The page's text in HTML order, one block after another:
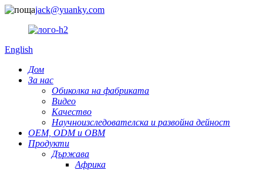
jack@yuanky.com
English
Дом
За нас
Обиколка на фабриката
Видео
Качество
Научноизследователска и развойна дейност
OEM, ODM и OBM
Продукти
Държава
Африка